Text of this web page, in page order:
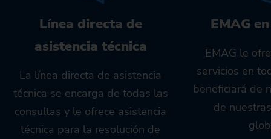
Línea directa de
asistencia técnica
La línea directa de asistencia
técnica se encarga de todas las
consultas y le ofrece asistencia
técnica para la resolución de
EMAG
EMAG le
servicios en
beneficiará de
de